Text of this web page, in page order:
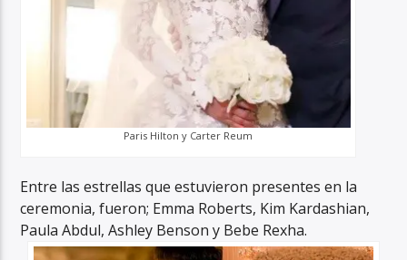
Paris Hilton y Carter Reum
Entre las estrellas que estuvieron presentes en la
ceremonia, fueron; Emma Roberts, Kim Kardashian,
Paula Abdul, Ashley Benson y Bebe Rexha.